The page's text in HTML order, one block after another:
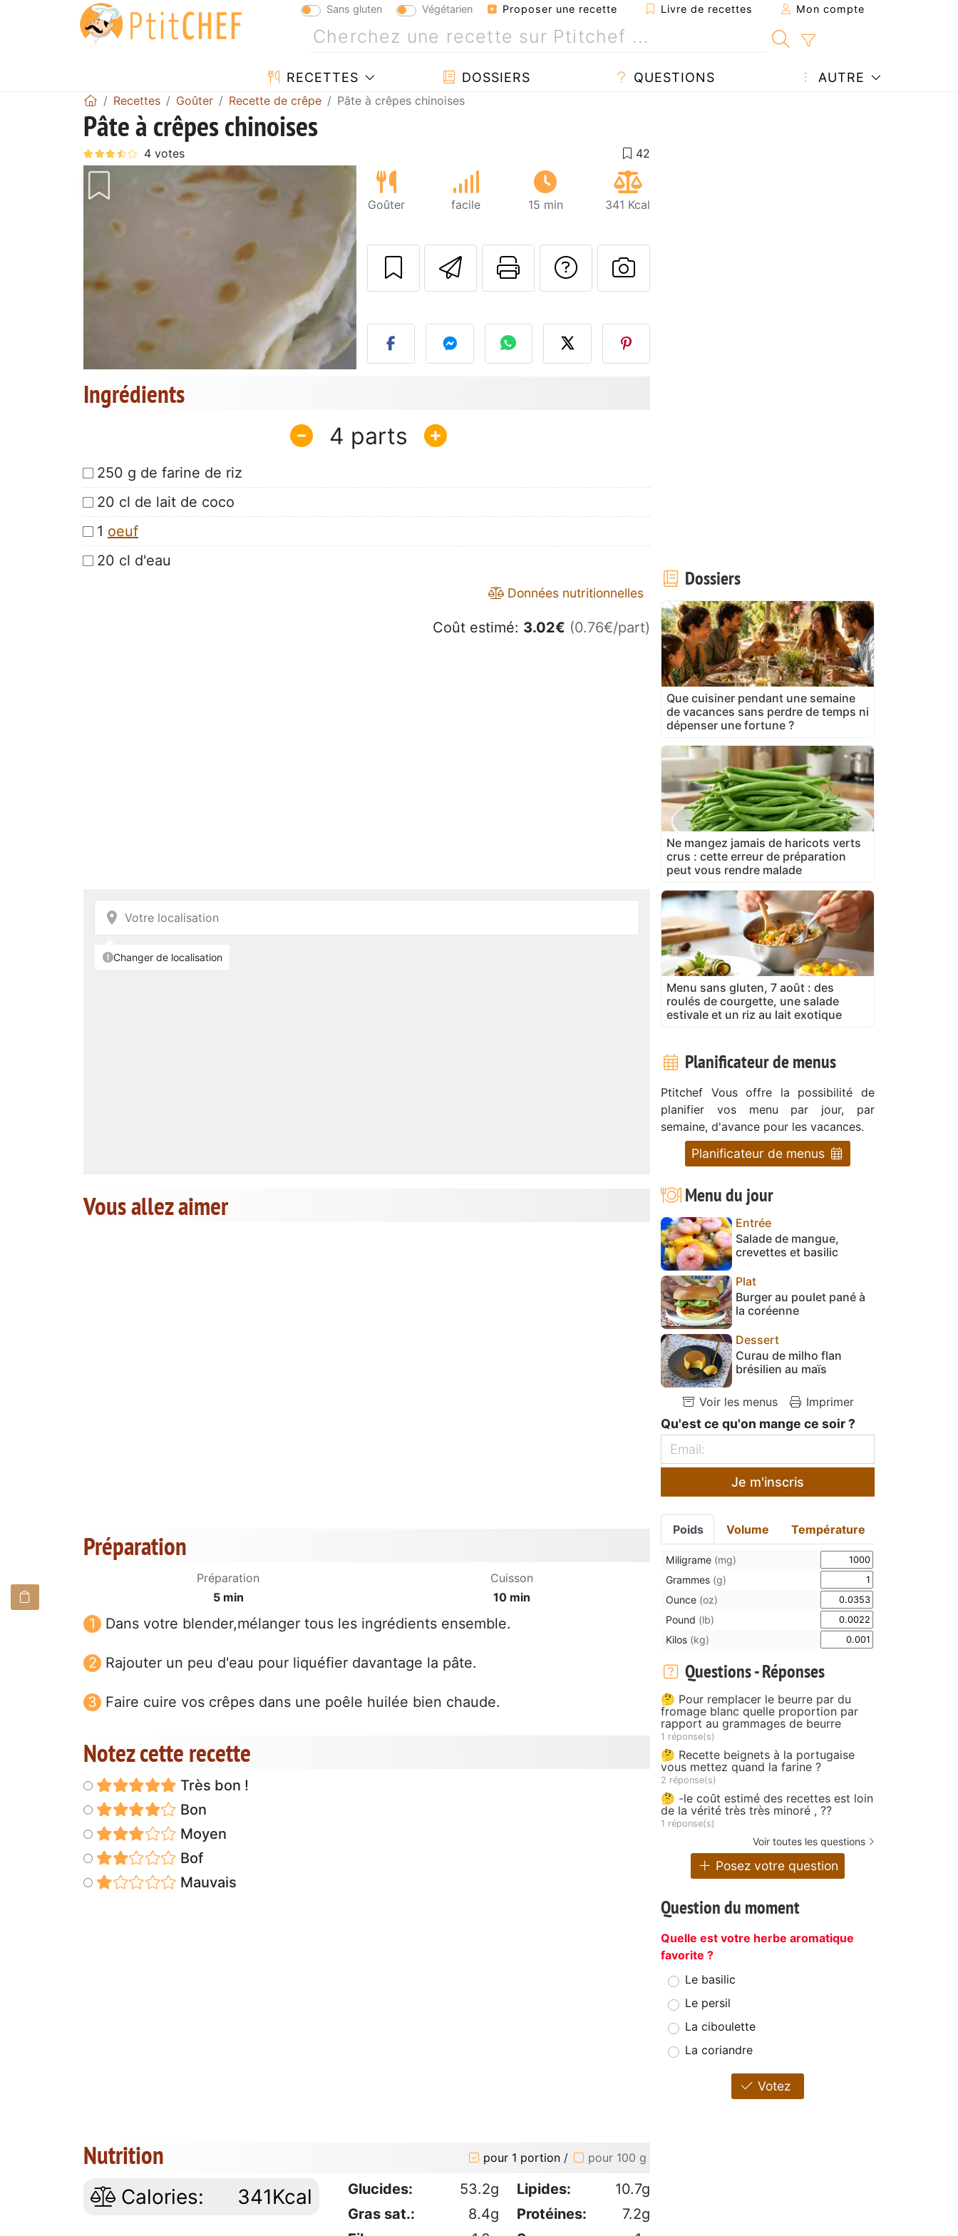
Sans gluten Végétarien Proposer une recette Livre de recettes Mon compte
RECETTES DOSSIERS QUESTIONS AUTRE
Recettes Goûter Recette de crêpe Pâte à crêpes chinoises
Pâte à crêpes chinoises
Goûter facile 15 min 341 Kcal
Envoyer cette recette à un ami
Imprimer cette page
Poser une question à l'auteur
Publier votre photo de cette
Ingrédients
4
250 g de farine de riz
20 cl de lait de coco
1 oeuf
20 cl d'eau
Données nutritionnelles
Coût estimé: 3.02€ (0.76€/part)
Vous allez aimer
Préparation
Préparation
5 min
Cuisson
10 min
Dans votre blender,mélanger tous les ingrédients ensemble.
Rajouter un peu d'eau pour liquéfier davantage la pâte.
Faire cuire vos crêpes dans une poêle huilée bien chaude.
Notez cette recette
Très bon !
Bon
Moyen
Bof
Mauvais
Nutrition pour 1 portion / pour 100 g
Calories: 341Kcal Glucides: 53.2g Lipides:
10.7g
Gras sat.:
8.4g Protéines:
7.2g
Dossiers
Que cuisiner pendant une semaine
de vacances sans perdre de temps ni
dépenser une fortune ?
Ne mangez jamais de haricots verts
crus : cette erreur de préparation
peut vous rendre malade
Menu sans gluten, 7 août : des
roulés de courgette, une salade
estivale et un riz au lait exotique
Planificateur de menus
Ptitchef Vous offre la possibilité de
planifier vos menu par jour, par
semaine, d'avance pour les vacances.
Planificateur de menus
Menu du jour
Entrée
Salade de mangue,
crevettes et basilic
Plat
Burger au poulet pané à
la coréenne
Dessert
Curau de milho flan
brésilien au maïs
Voir les menus Imprimer
Qu'est ce qu'on mange ce soir ?
Je m'inscris
Poids Volume Température
Miligrame (mg)
Grammes (g)
Ounce (oz)
Pound (lb)
Kilos (kg)
Questions - Réponses
🤔 Pour remplacer le beurre par du
fromage blanc quelle proportion par
rapport au grammages de beurre
1 réponse(s)
🤔 Recette beignets à la portugaise
vous mettez quand la farine ?
2 réponse(s)
🤔 -le coût estimé des recettes est loin
de la vérité très très minoré , ??
1 réponse(s)
Voir toutes les questions
Posez votre question
Question du moment
Quelle est votre herbe aromatique
favorite ?
Le basilic
Le persil
La ciboulette
La coriandre
Votez